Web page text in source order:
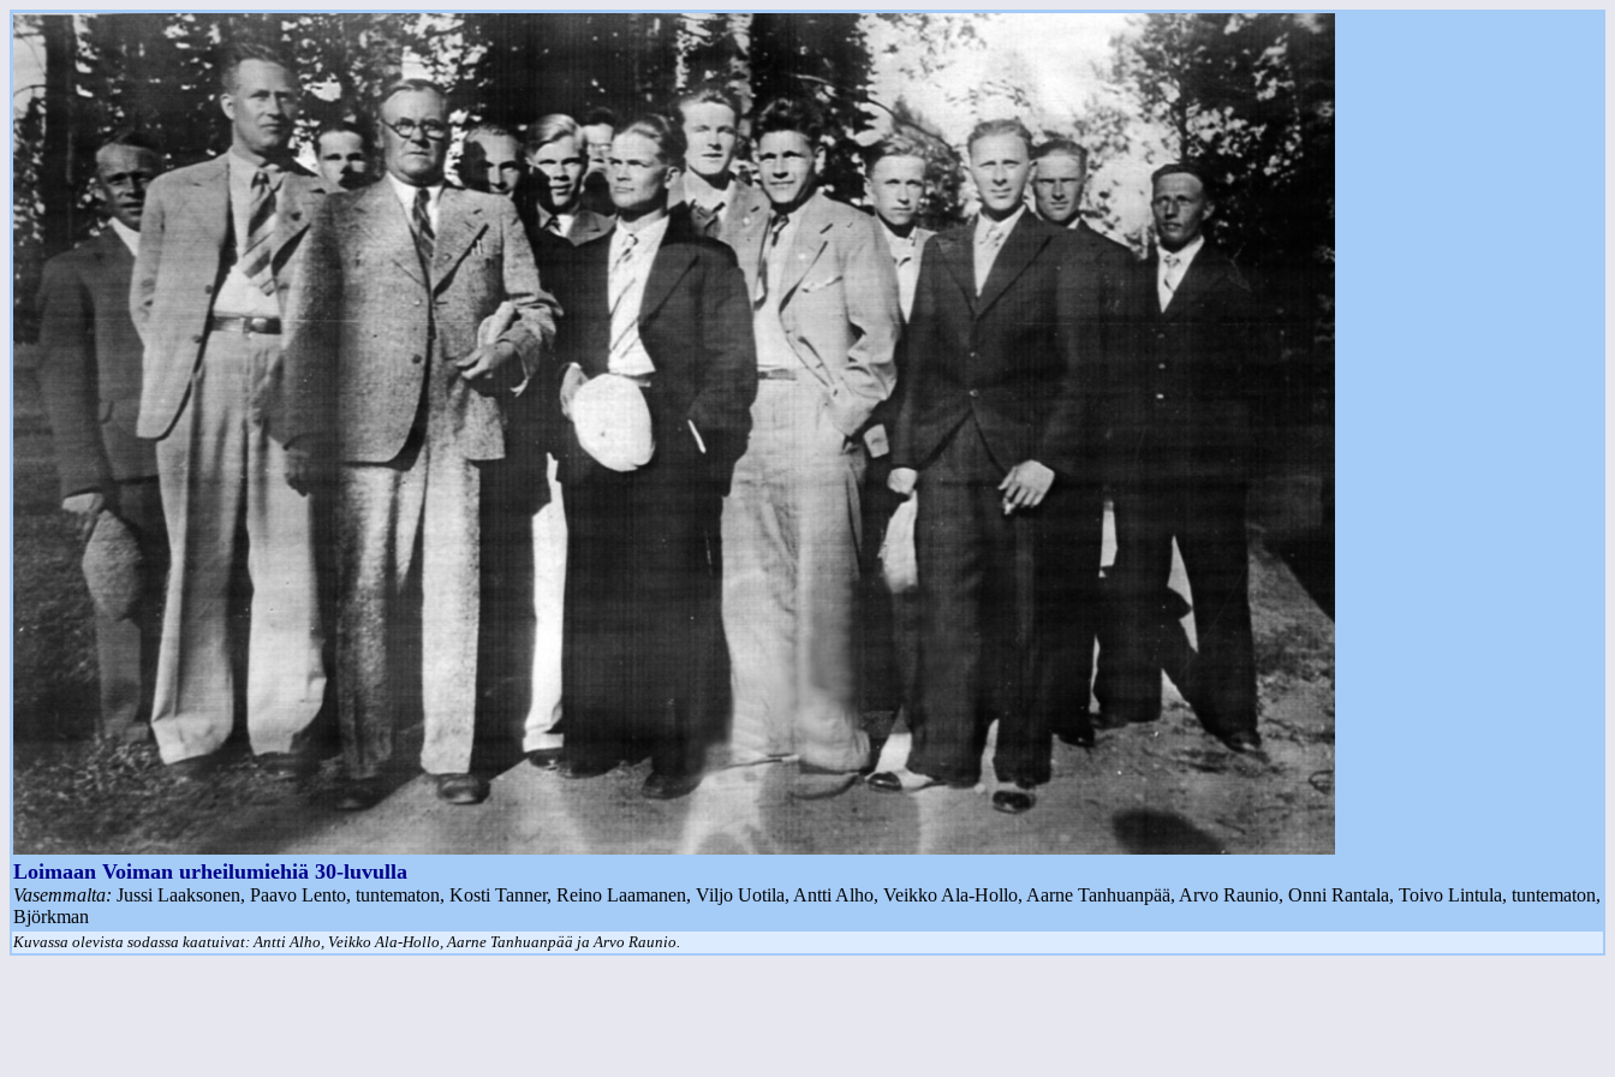
Loimaan Voiman urheilumiehiä 30-luvulla
Vasemmalta: Jussi Laaksonen, Paavo Lento, tuntematon, Kosti Tanner, Reino Laamanen, Viljo Uotila, Antti Alho, Veikko Ala-Hollo, Aarne Tanhuanpää, Arvo Raunio, Onni Rantala, Toivo Lintula, tuntematon,
Björkman
Kuvassa olevista sodassa kaatuivat: Antti Alho, Veikko Ala-Hollo, Aarne Tanhuanpää ja Arvo Raunio.